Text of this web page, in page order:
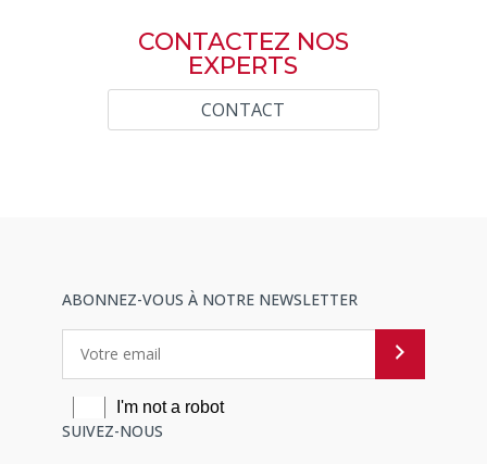
CONTACTEZ NOS
EXPERTS
CONTACT
ABONNEZ-VOUS À NOTRE NEWSLETTER
SUIVEZ-NOUS